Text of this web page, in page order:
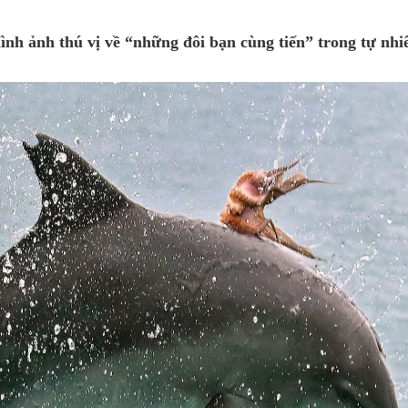
ảnh thú vị về “những đôi bạn cùng tiến” trong tự